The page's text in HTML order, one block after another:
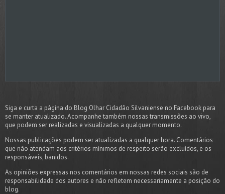
Siga e curta a página do Blog Olhar Cidadão Silvaniense no Facebook para
se manter atualizado. Acompanhe também nossas transmissões ao vivo,
que podem ser realizadas e visualizadas a qualquer momento.
Nossas publicações podem ser atualizadas a qualquer hora. Comentários
que não atendam aos critérios mínimos de respeito serão excluídos, e os
responsáveis, banidos.
As opiniões expressas nos comentários em nossas redes sociais são de
responsabilidade dos autores e não refletem necessariamente a posição do
blog.